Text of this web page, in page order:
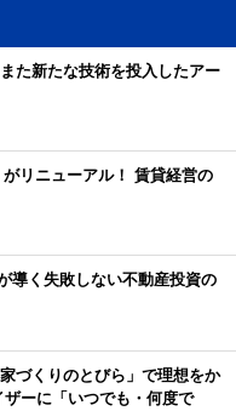
た新たな技術を投入したアー
がリニューアル！ 賃貸経営の
導く失敗しない不動産投資の
づくりのとびら」で理想をか
ーに「いつでも・何度で